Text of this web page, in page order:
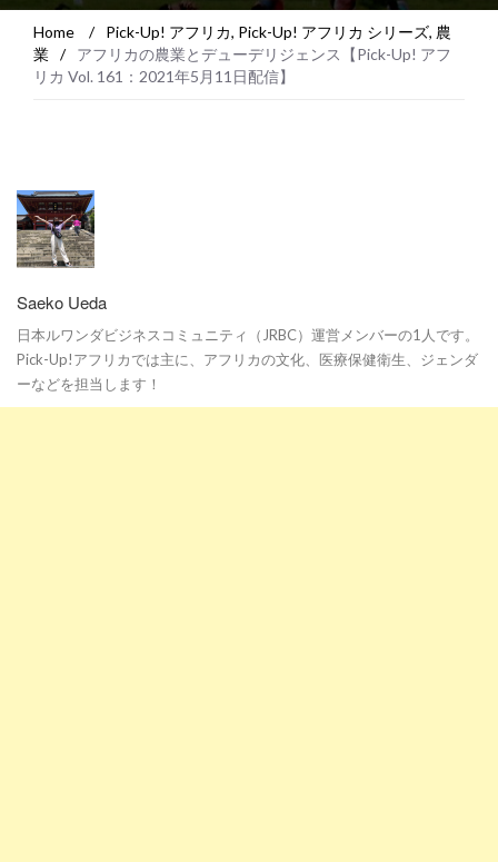
Home / Pick-Up! アフリカ, Pick-Up! アフリカ シリーズ, 農
業 /
アフリカの農業とデューデリジェンス【Pick-Up! アフ
リカ Vol. 161：2021年5月11日配信】
Saeko Ueda
日本ルワンダビジネスコミュニティ（JRBC）運営メンバーの1人です。
Pick-Up!アフリカでは主に、アフリカの文化、医療保健衛生、ジェンダ
ーなどを担当します！